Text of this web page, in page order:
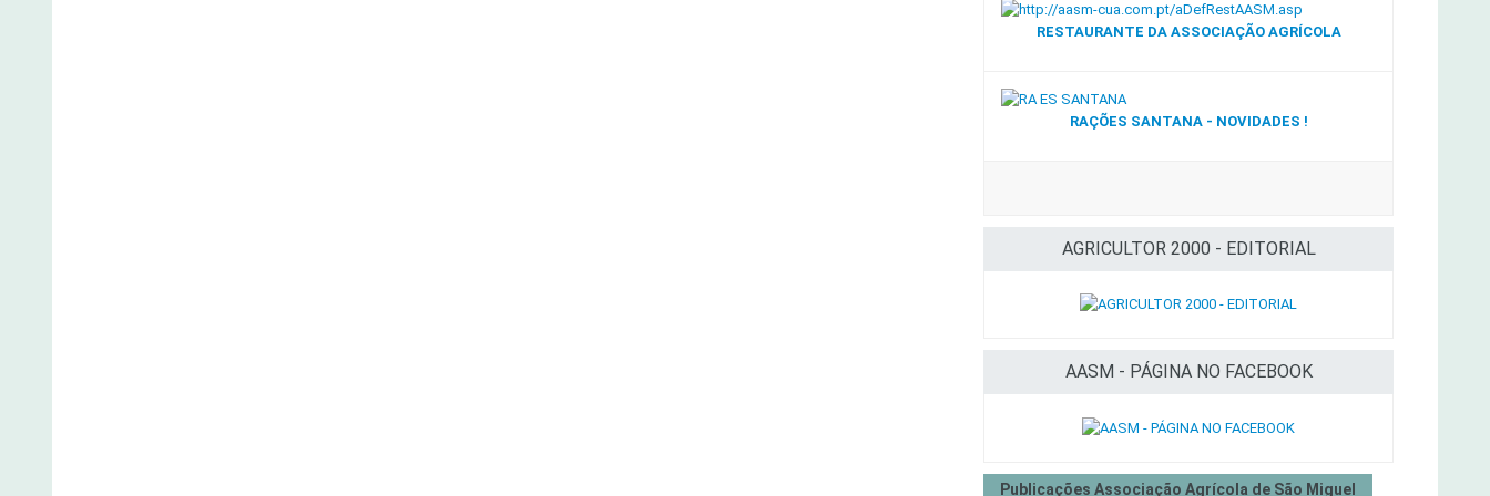
RESTAURANTE DA ASSOCIAÇÃO AGRÍCOLA
RAÇÕES SANTANA - NOVIDADES !
AGRICULTOR 2000 - EDITORIAL
AASM - PÁGINA NO FACEBOOK
Publicações Associação Agrícola de São Miguel